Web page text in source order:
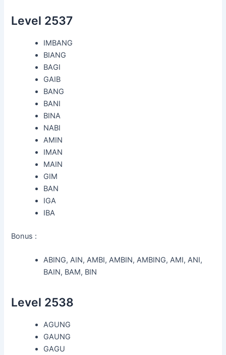
Level 2537
IMBANG
BIANG
BAGI
GAIB
BANG
BANI
BINA
NABI
AMIN
IMAN
MAIN
GIM
BAN
IGA
IBA
Bonus :
ABING, AIN, AMBI, AMBIN, AMBING, AMI, ANI,
BAIN, BAM, BIN
Level 2538
AGUNG
GAUNG
GAGU